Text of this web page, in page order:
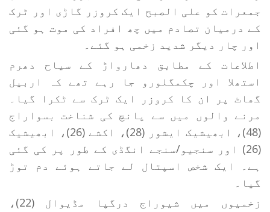
جمعرات کو علی الصبح ایک کروزر گاڑی اور ٹرک
کے درمیان تصادم میں چھ افراد کی موت ہو گئی
اور چار دیگر شدید زخمی ہو گئے۔
اطلاعات کے مطابق دھارواڑ کے سیاح دھرم
استھلا اور چکمگلورو جا رہے تھے کہ اربیل
گھاٹ پر ان کا کروزر ایک ٹرک سے ٹکرا گیا۔
مرنے والوں میں سے پانچ کی شناخت بسواراج
(48)، ابھیشیک ایشور (28)، اکشے (26)، ابھیشیک
(26) اور سنجیو/سنجے انگڈی کے طور پر کی گئی
ہے۔ ایک شخص اسپتال لے جاتے ہوئے دم توڑ
گیا۔
زخمیوں میں شیوراج درگپا مڈیوال (22)،